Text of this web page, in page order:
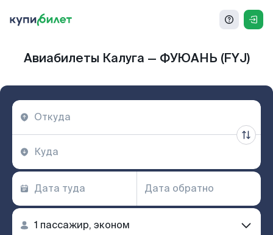
Авиабилеты Калуга — ФУЮАНЬ (FYJ)